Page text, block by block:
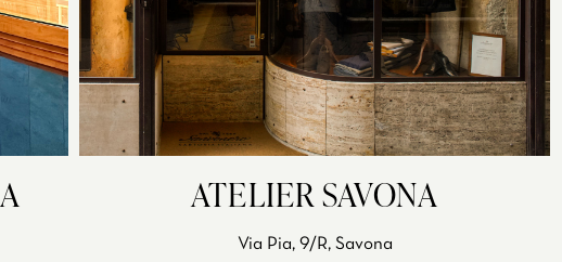
ATELIER SAVONA
Via Pia, 9/R, Savona